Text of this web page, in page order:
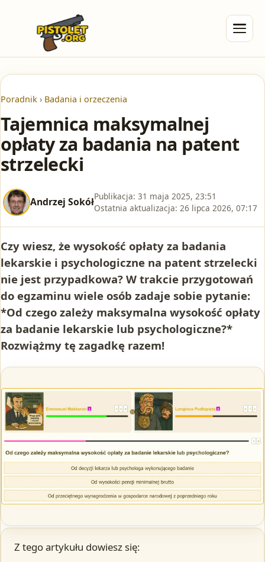
Poradnik › Badania i orzeczenia
Tajemnica maksymalnej
opłaty za badania na patent
strzelecki
Andrzej SokółPublikacja: 31 maja 2025, 23:51
Ostatnia aktualizacja: 26 lipca 2026, 07:17
Czy wiesz, że wysokość opłaty za badania
lekarskie i psychologiczne na patent strzelecki
nie jest przypadkowa? W trakcie przygotowań
do egzaminu wiele osób zadaje sobie pytanie:
*Od czego zależy maksymalna wysokość opłaty
za badanie lekarskie lub psychologiczne?*
Rozwiążmy tę zagadkę razem!
Z tego artykułu dowiesz się: